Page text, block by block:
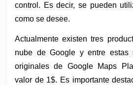
control. Es decir, se pueden
como se desee.
Actualmente existen tres
nube de Google y entre estas
originales de Google Maps
valor de 1$. Es importante